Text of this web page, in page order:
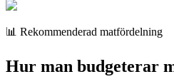
📊 Rekommenderad matfördelning
Hur man budgeterar